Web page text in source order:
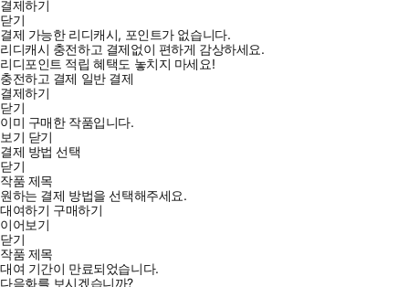
결제하기
닫기
결제 가능한 리디캐시, 포인트가 없습니다.
리디캐시 충전하고 결제없이 편하게 감상하세요.
리디포인트 적립 혜택도 놓치지 마세요!
충전하고 결제 일반 결제
결제하기
닫기
이미 구매한 작품입니다.
보기 닫기
결제 방법 선택
닫기
작품 제목
원하는 결제 방법을 선택해주세요.
대여하기 구매하기
이어보기
닫기
작품 제목
대여 기간이 만료되었습니다.
다음화를 보시겠습니까?